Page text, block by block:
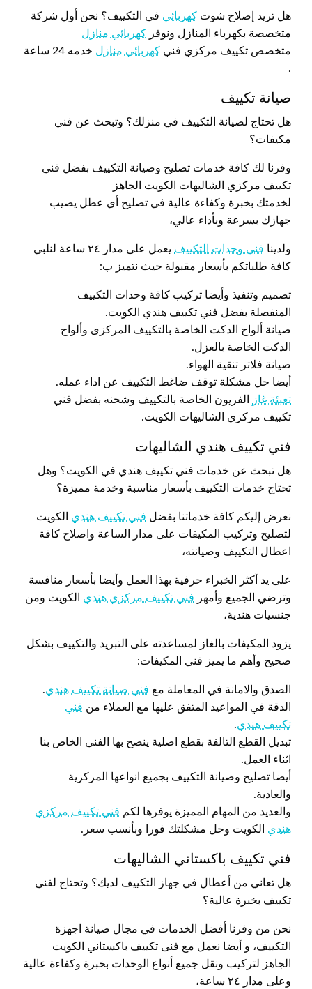
هل تريد إصلاح شوت كهربائي في التكييف؟ نحن أول شركة
متخصصة بكهرباء المنازل ونوفر كهربائي منازل
متخصص تكييف مركزي فني كهربائي منازل
خدمه 24 ساعة
.
صيانة تكييف
هل تحتاج لصيانة التكييف في منزلك؟ وتبحث عن فني
مكيفات؟
وفرنا لك كافة خدمات تصليح وصيانة التكييف بفضل فني
تكييف مركزي الشاليهات الكويت الجاهز
لخدمتك بخبرة وكفاءة عالية في تصليح أي عطل يصيب
جهازك بسرعة وبأداء عالي،
ولدينا فني وحدات التكييف
يعمل على مدار ٢٤ ساعة لنلبي
كافة طلباتكم بأسعار مقبولة حيث نتميز ب:
تصميم وتنفيذ وأيضا تركيب كافة وحدات التكييف
المنفصلة بفضل فني تكييف هندي الكويت.
صيانة ألواح الدكت الخاصة بالتكييف المركزى وألواح
الدكت الخاصة بالعزل.
صيانة فلاتر تنقية الهواء.
أيضا حل مشكلة توقف ضاغط التكييف عن اداء عمله.
تعبئة غاز
الفريون الخاصة بالتكييف وشحنه بفضل فني
تكييف مركزي الشاليهات الكويت.
فني تكييف هندي الشاليهات
هل تبحث عن خدمات فني تكييف هندي في الكويت؟ وهل
تحتاج خدمات التكييف بأسعار مناسبة وخدمة مميزة؟
نعرض إليكم كافة خدماتنا بفضل فني تكييف هندي الكويت
لتصليح وتركيب المكيفات على مدار الساعة واصلاح كافة
اعطال التكييف وصيانته،
على يد أكثر الخبراء حرفية بهذا العمل وأيضا بأسعار منافسة
وترضي الجميع وأمهر فني تكييف مركزي هندي الكويت ومن
جنسيات هندية،
يزود المكيفات بالغاز لمساعدته على التبريد والتكييف بشكل
صحيح وأهم ما يميز فني المكيفات:
الصدق والامانة في المعاملة مع فني صيانة تكييف هندي.
الدقة في المواعيد المتفق عليها مع العملاء من فني
تكييف هندي.
تبديل القطع التالفة بقطع اصلية ينصح بها الفني الخاص بنا
اثناء العمل.
أيضا تصليح وصيانة التكييف بجميع انواعها المركزية
والعادية.
والعديد من المهام المميزة يوفرها لكم فني تكييف مركزي
هندي الكويت وحل مشكلتك فورا وبأنسب سعر.
فني تكييف باكستاني الشاليهات
هل تعاني من أعطال في جهاز التكييف لديك؟ وتحتاج لفني
تكييف بخبرة عالية؟
نحن من وفرنا أفضل الخدمات في مجال صيانة اجهزة
التكييف، و أيضا نعمل مع فنى تكييف باكستاني الكويت
الجاهز لتركيب ونقل جميع أنواع الوحدات بخبرة وكفاءة عالية
وعلى مدار ٢٤ ساعة،